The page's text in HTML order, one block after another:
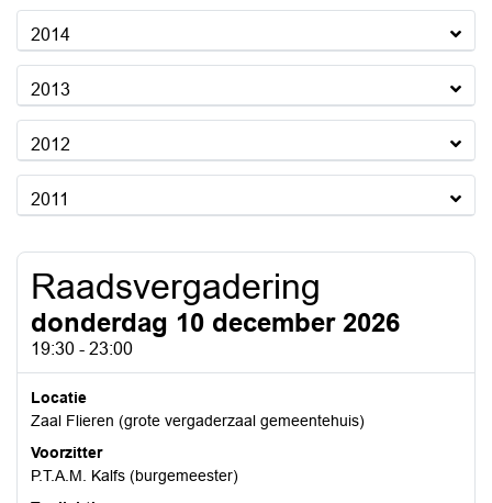
2014
2013
2012
2011
Raadsvergadering
donderdag 10 december 2026
19:30 - 23:00
Locatie
Zaal Flieren (grote vergaderzaal gemeentehuis)
Voorzitter
P.T.A.M. Kalfs (burgemeester)